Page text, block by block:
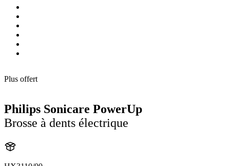
Plus offert
Philips Sonicare PowerUp
Brosse à dents électrique